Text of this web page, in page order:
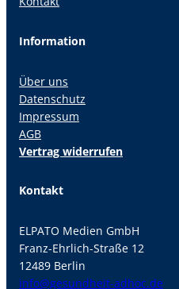
Information
Über uns
Datenschutz
Impressum
AGB
Vertrag widerrufen
Kontakt
ELPATO Medien GmbH
Franz-Ehrlich-Straße 12
12489 Berlin
info@gesundheit-adhoc.de